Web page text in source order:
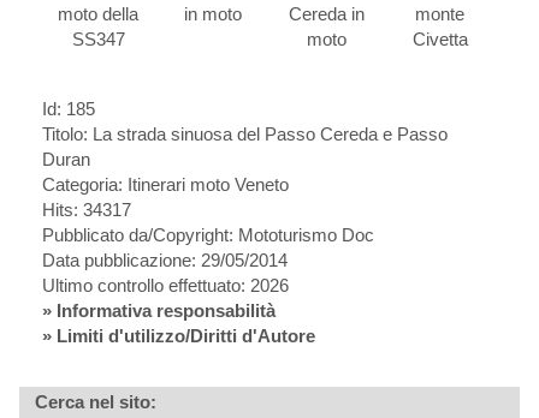
moto della
SS347
in moto
Cereda in
moto
monte
Civetta
Id: 185
Titolo: La strada sinuosa del Passo Cereda e Passo
Duran
Categoria: Itinerari moto Veneto
Hits: 34317
Pubblicato da/Copyright: Mototurismo Doc
Data pubblicazione: 29/05/2014
Ultimo controllo effettuato: 2026
» Informativa responsabilità
» Limiti d'utilizzo/Diritti d'Autore
Cerca nel sito: